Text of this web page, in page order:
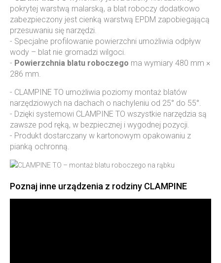
pokrytej warstwą malarską, a blat roboczy dodatkowo
zabezpieczony jest cienką warstwą EPDM zapobiegającą
przesuwaniu się narzędzi.
- Specjalne profilowanie powierzchni umożliwia odpływ
wody – blat nie gromadzi wilgoci.
- Powierzchnia blatu roboczego ma wymiary 480 mm ×
286 mm.
- CLAMPINE TO umożliwia poziomy montaż blatów
narzędziowych na dachach o nachyleniu od 25° do 55°.
- Dzięki systemowi CLAMPINE TO wszystkie narzędzia są
zawsze pod ręką, w bezpiecznej i wygodnej pozycji.
- Produkt dostarczany w kartonowym opakowaniu z
pianką ochronną.
Poznaj inne urządzenia z rodziny CLAMPINE